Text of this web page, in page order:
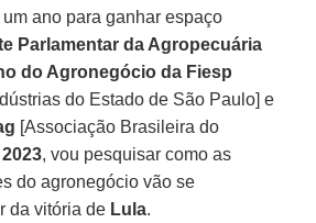
ano para ganhar espaço
Parlamentar da Agropecuária
do Agronegócio da Fiesp
do Estado de São Paulo] e
[Associação Brasileira do
2023, vou pesquisar como as
do agronegócio vão se
da vitória de Lula.